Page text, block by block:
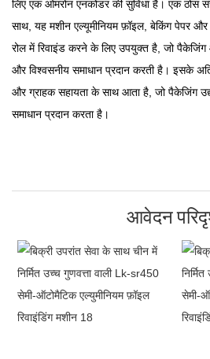
लिए एक ओमरोन एनकोडर की सुविधा है। एक ठोस
साथ, यह मशीन एल्यूमीनियम फ़ॉइल, बेकिंग पेपर
रोल में रिवाइंड करने के लिए उपयुक्त है, जो
और विश्वसनीय समाधान प्रदान करती है। इसके
और ग्राहक सहायता के साथ आता है, जो पैकेजिंग
समाधान प्रदान करता है।
आवेदन